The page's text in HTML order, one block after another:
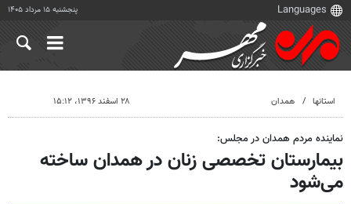
پنجشنبه ۱۵ مرداد ۱۴۰۵
استانها همدان ۲۸ اسفند ۱۳۹۶، ۱۵:۱۲
نماینده مردم همدان در مجلس:
بیمارستان تخصصی زنان در همدان ساخته
می‌شود